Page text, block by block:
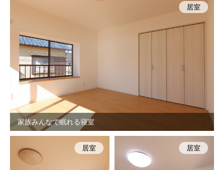
家族みんなで眠れる寝室
居室
居室 居室